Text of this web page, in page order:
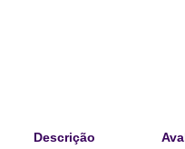
Descrição